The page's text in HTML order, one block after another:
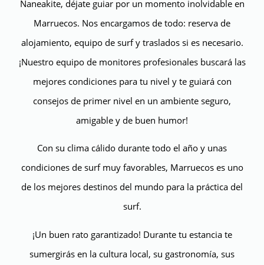
Naneakite, déjate guiar por un momento inolvidable en
Marruecos. Nos encargamos de todo: reserva de
alojamiento, equipo de surf y traslados si es necesario.
¡Nuestro equipo de monitores profesionales buscará las
mejores condiciones para tu nivel y te guiará con
consejos de primer nivel en un ambiente seguro,
amigable y de buen humor!
Con su clima cálido durante todo el año y unas
condiciones de surf muy favorables, Marruecos es uno
de los mejores destinos del mundo para la práctica del
surf.
¡Un buen rato garantizado! Durante tu estancia te
sumergirás en la cultura local, su gastronomía, sus